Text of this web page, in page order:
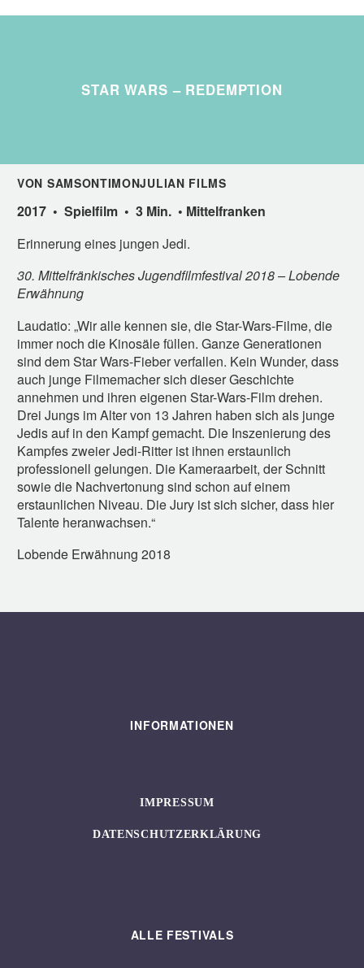
STAR WARS – REDEMPTION
VON SAMSONTIMONJULIAN FILMS
2017 • Spielfilm • 3 Min. • Mittelfranken
Erinnerung eines jungen Jedi.
30. Mittelfränkisches Jugendfilmfestival 2018 – Lobende
Erwähnung
Laudatio: „Wir alle kennen sie, die Star-Wars-Filme, die
immer noch die Kinosäle füllen. Ganze Generationen
sind dem Star Wars-Fieber verfallen. Kein Wunder, dass
auch junge Filmemacher sich dieser Geschichte
annehmen und ihren eigenen Star-Wars-Film drehen.
Drei Jungs im Alter von 13 Jahren haben sich als junge
Jedis auf in den Kampf gemacht. Die Inszenierung des
Kampfes zweier Jedi-Ritter ist ihnen erstaunlich
professionell gelungen. Die Kameraarbeit, der Schnitt
sowie die Nachvertonung sind schon auf einem
erstaunlichen Niveau. Die Jury ist sich sicher, dass hier
Talente heranwachsen.“
Lobende Erwähnung 2018
INFORMATIONEN
IMPRESSUM
DATENSCHUTZERKLÄRUNG
ALLE FESTIVALS